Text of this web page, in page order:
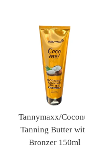
Tannymaxx/
Tanning Butter
Bronzer 150ml